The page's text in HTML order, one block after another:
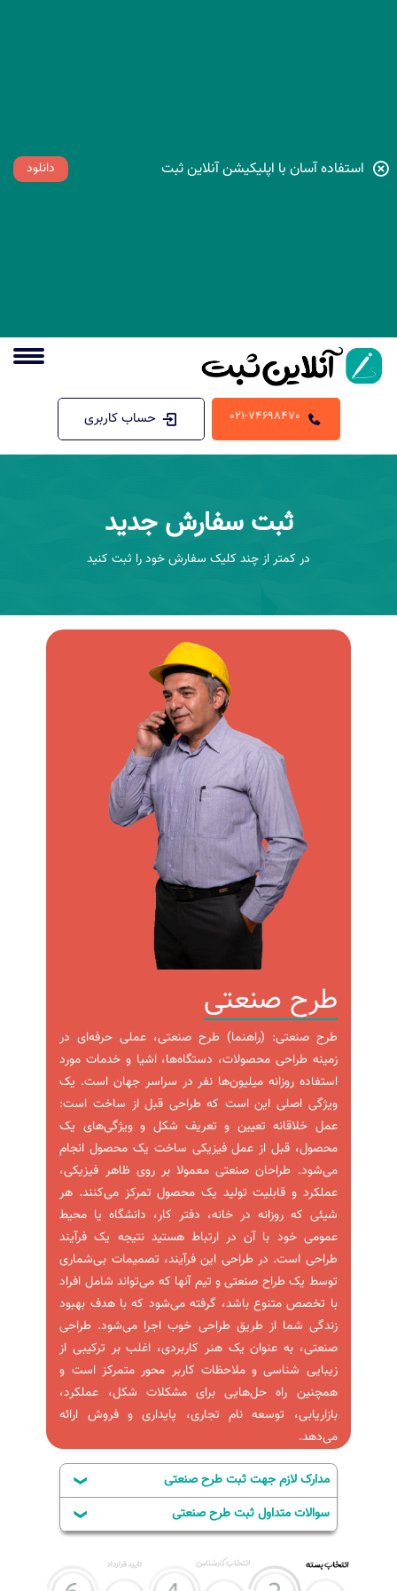
استفاده آسان با اپلیکیشن آنلاین ثبت دانلود
021-74698470 حساب کاربری
ثبت سفارش جدید
در کمتر از چند کلیک سفارش خود را ثبت کنید
طرح صنعتی
طرح صنعتی: (راهنما) طرح صنعتی، عملی حرفه‌ای در
زمینه طراحی محصولات، دستگاه‌ها، اشیا و خدمات مورد
استفاده روزانه میلیون‌ها نفر در سراسر جهان است. یک
ویژگی اصلی این است که طراحی قبل از ساخت است:
عمل خلاقانه تعیین و تعریف شکل و ویژگی‌های یک
محصول، قبل از عمل فیزیکی ساخت یک محصول انجام
می‌شود. طراحان صنعتی معمولا بر روی ظاهر فیزیکی،
عملکرد و قابلیت تولید یک محصول تمرکز می‌کنند. هر
شیئی که روزانه در خانه، دفتر کار، دانشگاه یا محیط
عمومی خود با آن در ارتباط هستید نتیجه یک فرآیند
طراحی است. در طراحی این فرآیند، تصمیمات بی‌شماری
توسط یک طراح صنعتی و تیم آنها که می‌تواند شامل افراد
با تخصص متنوع باشد، گرفته می‌شود که با هدف بهبود
زندگی شما از طریق طراحی خوب اجرا می‌شود. طراحی
صنعتی، به عنوان یک هنر کاربردی، اغلب بر ترکیبی از
زیبایی شناسی و ملاحظات کاربر محور متمرکز است و
همچنین راه حل‌هایی برای مشکلات شکل، عملکرد،
بازاریابی، توسعه نام تجاری، پایداری و فروش ارائه
می‌دهد.
مدارک لازم جهت ثبت طرح صنعتی
اشخاص حقیقی
نمونه
سوالات متداول ثبت طرح صنعتی
چه مدرکی نیاز است؟